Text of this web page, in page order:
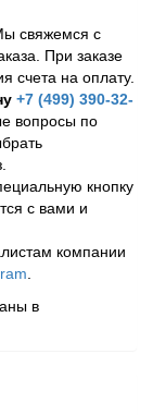
свяжемся с
При заказе
счета на оплату.
+7 (499) 390-32-
вопросы по
кнопку
с вами и
компании
в